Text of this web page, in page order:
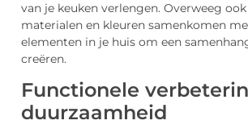
van je keuken verlengen. Overweeg
materialen en kleuren samenkomen
elementen in je huis om een
creëren.
Functionele
duurzaamheid